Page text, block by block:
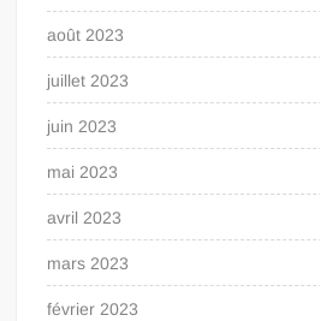
août 2023
juillet 2023
juin 2023
mai 2023
avril 2023
mars 2023
février 2023